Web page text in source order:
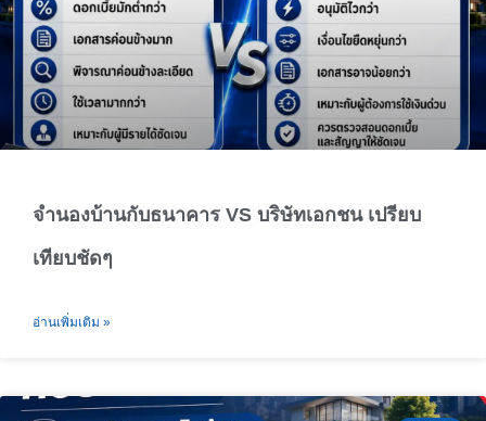
จำนองบ้านกับธนาคาร VS บริษัทเอกชน เปรียบ
เทียบชัดๆ
อ่านเพิ่มเติม »